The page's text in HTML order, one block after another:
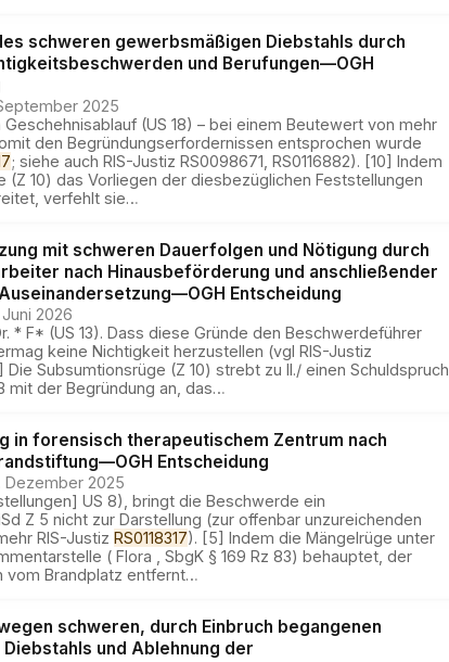
schweren gewerbsmäßigen Diebstahls durch
und Berufungen—OGH
2025
(US 18) – bei einem Beutewert von mehr
den Begründungserfordernissen entsprochen wurde
; siehe auch RIS-Justiz RS0098671, RS0116882). [10] Indem
(Z 10) das Vorliegen der diesbezüglichen Feststellungen
verfehlt sie…
mit schweren Dauerfolgen und Nötigung durch
nach Hinausbeförderung und anschließender
—OGH Entscheidung
Juni 2026
* F* (US 13). Dass diese Gründe den Beschwerdeführer
keine Nichtigkeit herzustellen (vgl RIS-Justiz
Die Subsumtionsrüge (Z 10) strebt zu II./ einen Schuldspruch
mit der Begründung an, das…
in forensisch therapeutischem Zentrum nach
—OGH Entscheidung
Dezember 2025
US 8), bringt die Beschwerde ein
Z 5 nicht zur Darstellung (zur offenbar unzureichenden
RIS-Justiz RS0118317). [5] Indem die Mängelrüge unter
( Flora , SbgK § 169 Rz 83) behauptet, der
vom Brandplatz entfernt…
schweren, durch Einbruch begangenen
und Ablehnung der